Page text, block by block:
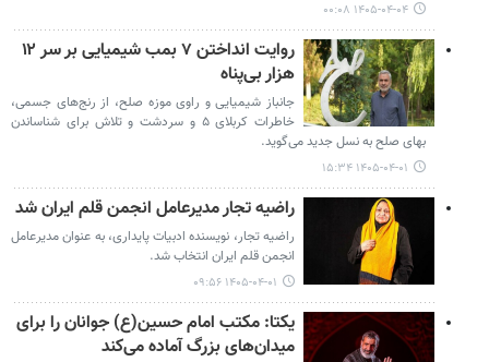
۱۴۰۵-۰۴-۰۴ ۰۰:۰۸
روایت انداختن ۷ بمب شیمیایی بر سر ۱۲
هزار بی‌پناه
جانباز شیمیایی و راوی موزه صلح، از رنج‌های جسمی،
خاطرات کربلای ۵ و سردشت و تلاش برای شناساندن
بهای صلح به نسل جدید می‌گوید.
۱۴۰۵-۰۴-۰۱ ۱۵:۳۴
راضیه تجار مدیرعامل انجمن قلم ایران شد
راضیه تجار، نویسنده ادبیات پایداری، به عنوان مدیرعامل
انجمن قلم ایران انتخاب شد.
۱۴۰۵-۰۴-۰۱ ۰۹:۵۶
یکتا: مکتب امام حسین(ع) جوانان را برای
میدان‌های بزرگ آماده می‌کند